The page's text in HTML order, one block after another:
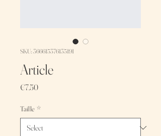
SKU: 366615376135191
Article
€7.50Price
Taille *